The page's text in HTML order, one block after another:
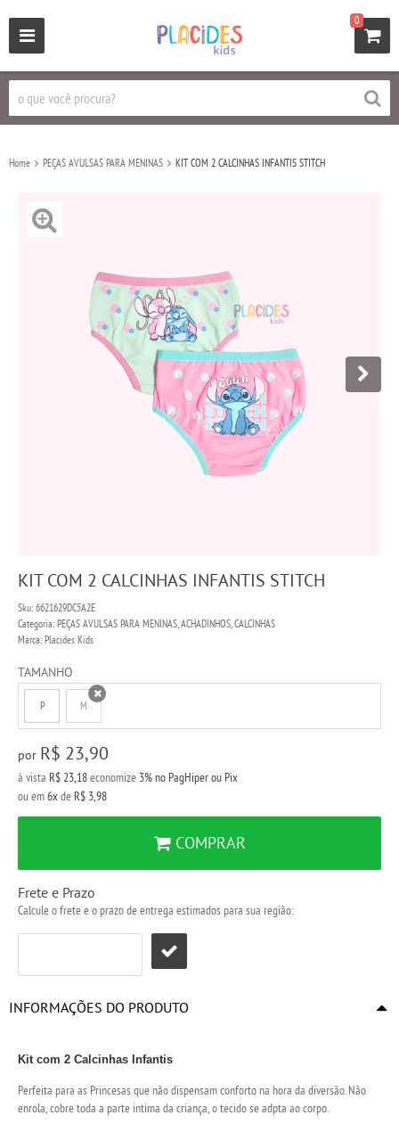
0
Home PEÇAS AVULSAS PARA MENINAS KIT COM 2 CALCINHAS INFANTIS STITCH
KIT COM 2 CALCINHAS INFANTIS STITCH
Sku: 6621629DC5A2E
Categoria: PEÇAS AVULSAS PARA MENINAS,ACHADINHOS,CALCINHAS
Marca: Placides Kids
TAMANHO
P M
por R$ 23,90
à vista R$ 23,18economize 3%no PagHiper ou Pix
ou em6xde R$ 3,98
COMPRAR
Frete e Prazo
Calcule o frete e o prazo de entrega estimados para sua região:
INFORMAÇÕES DO PRODUTO
Kit com 2 Calcinhas Infantis
Perfeita para as Princesas que não dispensam conforto na hora da diversão. Não
enrola, cobre toda a parte intima da criança, o tecido se adpta ao corpo.